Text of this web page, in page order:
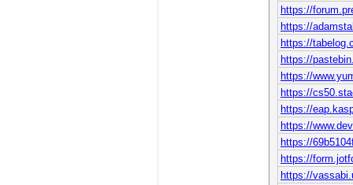
https://
https://
https://
https://
https://
https://
https://
https://
https://
https://
https://